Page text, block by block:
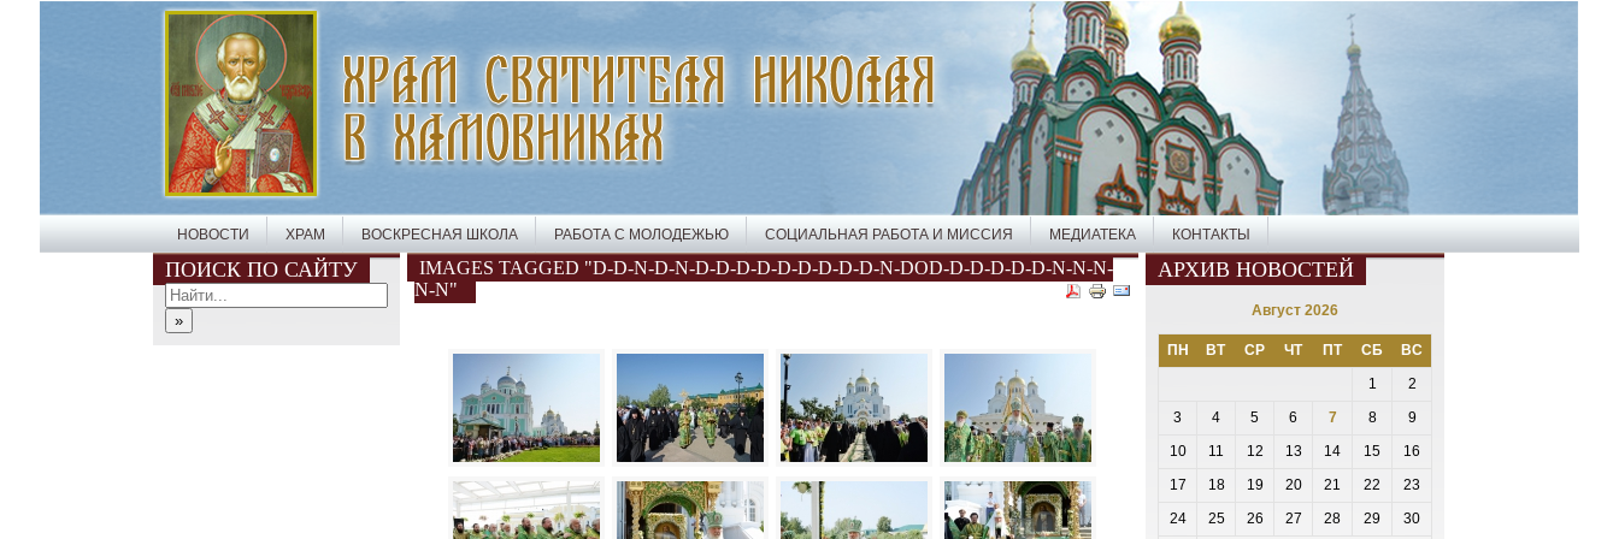
НОВОСТИ ХРАМ ВОСКРЕСНАЯ ШКОЛА РАБОТА С МОЛОДЕЖЬЮ СОЦИАЛЬНАЯ РАБОТА И МИССИЯ МЕДИАТЕКА КОНТАКТЫ
ПОИСК ПО САЙТУ
IMAGES TAGGED "D-D-N-D-N-D-D-D-D-D-D-D-D-D-N-DOD-D-D-D-D-D-N-N-N-
N-N"
АРХИВ НОВОСТЕЙ
Август 2026
ПН ВТ СР ЧТ ПТ СБ
ВС
1
2
3
4 5 6 7 8
9
10
11 12 13 14 15
16
17
18 19 20 21 22
23
24
25 26 27 28 29 30